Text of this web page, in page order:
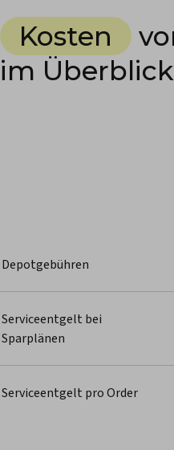
Kosten
im
Depotgebühren
Serviceentgelt bei
Sparplänen
Serviceentgelt pro Order